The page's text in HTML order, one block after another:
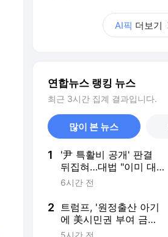
AI픽 더보기
연합뉴스 랭킹 뉴스
최근 3시간 집계 결과입니다.
많이 본 뉴스
1
'尹 특활비 공개' 판결
뒤집혀…대법 "이미 대
통령기록관 이관"
6시간 전
2 트럼프, '원정출산 아기
에 美시민권 부여 금지'
행정명령 서명(종합)
5시간 전